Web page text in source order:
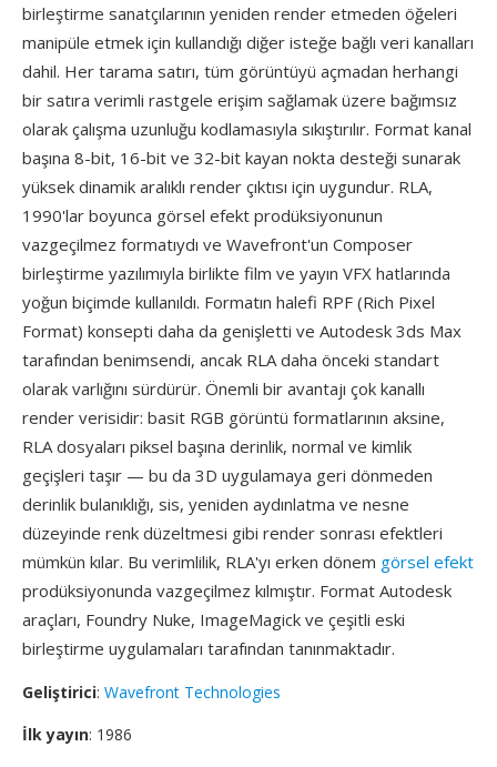
birleştirme sanatçılarının yeniden render etmeden öğeleri
manipüle etmek için kullandığı diğer isteğe bağlı veri kanalları
dahil. Her tarama satırı, tüm görüntüyü açmadan herhangi
bir satıra verimli rastgele erişim sağlamak üzere bağımsız
olarak çalışma uzunluğu kodlamasıyla sıkıştırılır. Format kanal
başına 8-bit, 16-bit ve 32-bit kayan nokta desteği sunarak
yüksek dinamik aralıklı render çıktısı için uygundur. RLA,
1990'lar boyunca görsel efekt prodüksiyonunun
vazgeçilmez formatıydı ve Wavefront'un Composer
birleştirme yazılımıyla birlikte film ve yayın VFX hatlarında
yoğun biçimde kullanıldı. Formatın halefi RPF (Rich Pixel
Format) konsepti daha da genişletti ve Autodesk 3ds Max
tarafından benimsendi, ancak RLA daha önceki standart
olarak varlığını sürdürür. Önemli bir avantajı çok kanallı
render verisidir: basit RGB görüntü formatlarının aksine,
RLA dosyaları piksel başına derinlik, normal ve kimlik
geçişleri taşır — bu da 3D uygulamaya geri dönmeden
derinlik bulanıklığı, sis, yeniden aydınlatma ve nesne
düzeyinde renk düzeltmesi gibi render sonrası efektleri
mümkün kılar. Bu verimlilik, RLA'yı erken dönem görsel efekt
prodüksiyonunda vazgeçilmez kılmıştır. Format Autodesk
araçları, Foundry Nuke, ImageMagick ve çeşitli eski
birleştirme uygulamaları tarafından tanınmaktadır.
Geliştirici: Wavefront Technologies
İlk yayın: 1986